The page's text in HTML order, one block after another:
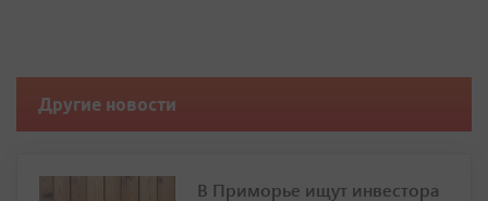
Другие новости
В Приморье ищут инвестора